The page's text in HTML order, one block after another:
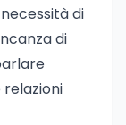
di
di